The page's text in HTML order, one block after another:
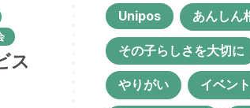
聖徳
ス
Unipos あんしん
その子らしさを大切に
やりがい イベント